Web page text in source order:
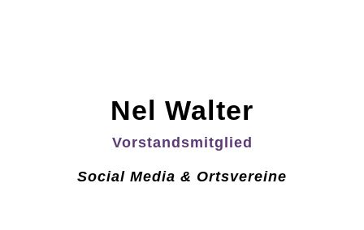
Nel Walter
Vorstandsmitglied
Social Media & Ortsvereine